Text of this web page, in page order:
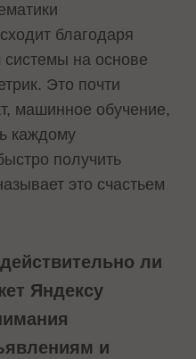
благодаря
на основе
Это почти
машинное обучение,
каждому
получить
это счастьем
ли
Яндексу
и